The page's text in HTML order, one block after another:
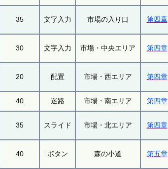
35 文字入力 市場の入り口 第四章
30 文字入力 市場・中央エリア 第四章
20 配置 市場・西エリア 第四章
40 迷路 市場・南エリア 第四章
35 スライド 市場・北エリア 第四章
40 ボタン 森の小道 第五章